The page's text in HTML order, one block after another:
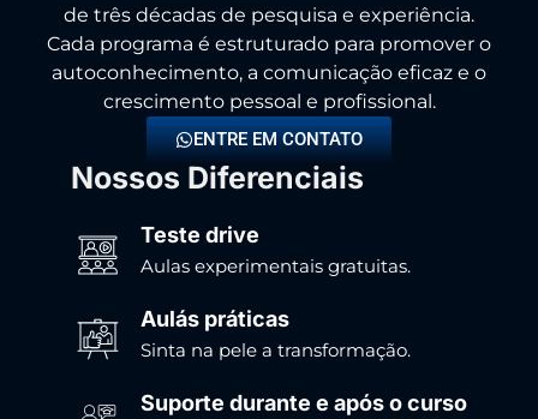
de três décadas de pesquisa e experiência.
Cada programa é estruturado para promover o
autoconhecimento, a comunicação eficaz e o
crescimento pessoal e profissional.
ENTRE EM CONTATO
Nossos Diferenciais
Teste drive
Aulas experimentais gratuitas.
Aulás práticas
Sinta na pele a transformação.
Suporte durante e após o curso